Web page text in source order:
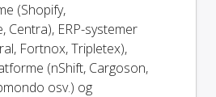
(Shopify,
Centra), ERP-systemer
Fortnox, Tripletex),
(nShift, Cargoson,
osv.) og